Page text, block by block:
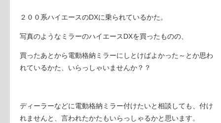
２００系ハイエースのDXに乗られているかた。
写真のようなミラーのハイエースDXを買ったものの、
買ったあとから電動格納ミラーにしとけばよかった～とか思わ
れているかた、いらっしゃいませんか？？
ディーラーなどに電動格納ミラー付けたいと相談しても、付け
れませんと、言われたかたもいらっしゃるかと思います。